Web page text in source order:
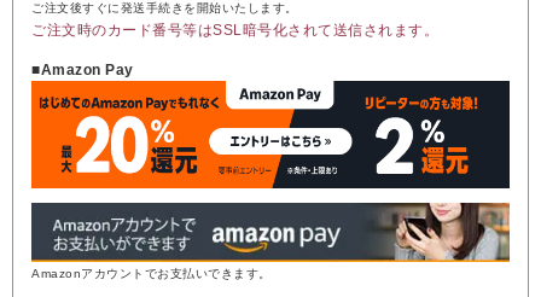
ご注文後すぐに発送手続きを開始いたします。
ご注文時のカード番号等はSSL暗号化されて送信されます。
■Amazon Pay
Amazonアカウントでお支払いできます。